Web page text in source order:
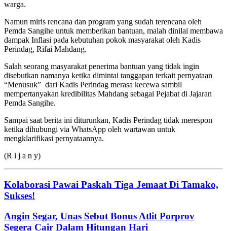
warga.
Namun miris rencana dan program yang sudah terencana oleh
Pemda Sangihe untuk memberikan bantuan, malah dinilai membawa
dampak Inflasi pada kebutuhan pokok masyarakat oleh Kadis
Perindag, Rifai Mahdang.
Salah seorang masyarakat penerima bantuan yang tidak ingin
disebutkan namanya ketika dimintai tanggapan terkait pernyataan
“Menusuk” dari Kadis Perindag merasa kecewa sambil
mempertanyakan kredibilitas Mahdang sebagai Pejabat di Jajaran
Pemda Sangihe.
Sampai saat berita ini diturunkan, Kadis Perindag tidak merespon
ketika dihubungi via WhatsApp oleh wartawan untuk
mengklarifikasi pernyataannya.
(R i j a n y)
Kolaborasi Pawai Paskah Tiga Jemaat Di Tamako,
Sukses!
Angin Segar, Unas Sebut Bonus Atlit Porprov
Segera Cair Dalam Hitungan Hari